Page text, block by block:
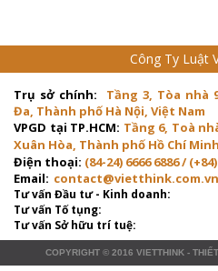
Công Ty Luật
Trụ sở chính:
Tầng 3, Tòa nhà
Đa, Thành phố Hà Nội, Việt Nam
VPGD tại TP.HCM: Tầng 6, Toà
Xuân Hòa, Thành phố Hồ Chí
Điện thoại: (84-24) 6666 6886 /
Email: contact@vietthink.com.vn
Tư vấn Đầu tư - Kinh doanh:
Tư vấn Tố tụng:
Tư vấn Sở hữu trí tuệ:
COPYRIGHT © 2016 VIETTHINK -